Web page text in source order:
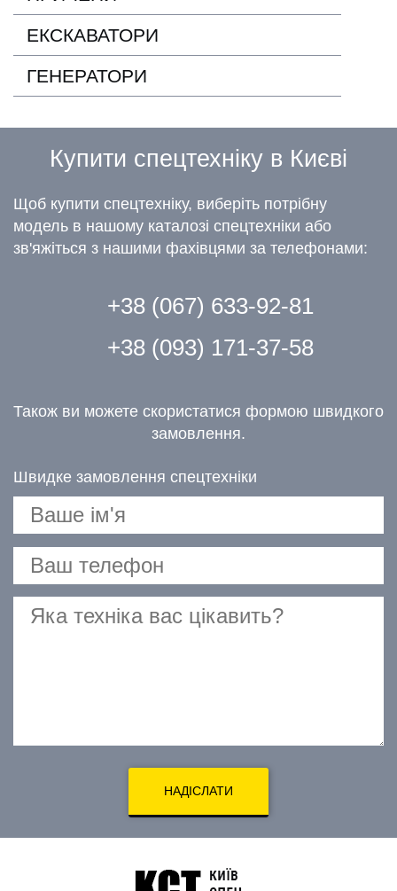
ЕКСКАВАТОРИ
ГЕНЕРАТОРИ
Купити спецтехніку в Києві
Щоб купити спецтехніку, виберіть потрібну
модель в нашому каталозі спецтехніки або
зв'яжіться з нашими фахівцями за телефонами:
+38 (067) 633-92-81
+38 (093) 171-37-58
Також ви можете скористатися формою швидкого
замовлення.
Швидке замовлення спецтехніки
НАДІСЛАТИ